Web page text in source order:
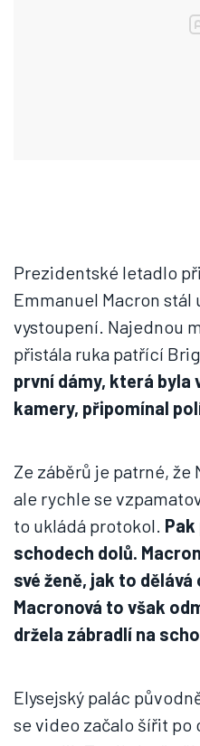
Prezidentské letadlo
Emmanuel Macron stál
vystoupení. Najednou
přistála ruka patřící
první dámy, která byla
kamery, připomínal
Ze záběrů je patrné, že
ale rychle se
to ukládá protokol.
schodech dolů.
své ženě, jak to
Macronová to však
držela zábradlí na
Elysejský palác
se video začalo šířit